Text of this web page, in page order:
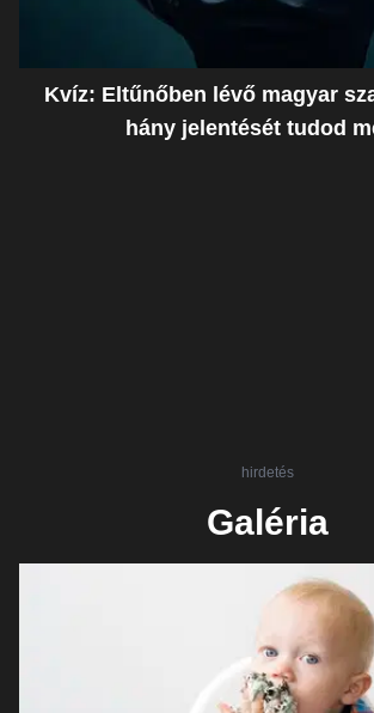
Kvíz: Eltűnőben lévő magyar
hány jelentését tudod
hirdetés
Galéria